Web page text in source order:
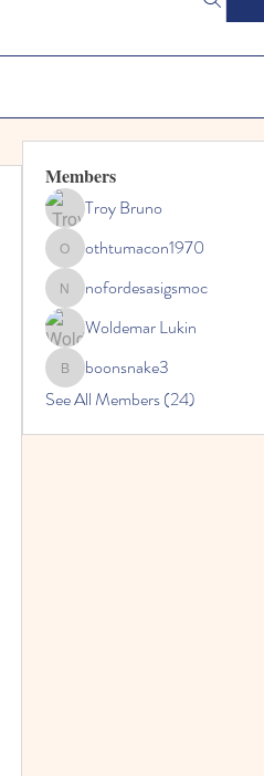
Members
Troy Bruno
othtumacon1970
othtumacon1970
nofordesasigsmoc
nofordesasigsmoc
Woldemar Lukin
boonsnake3
boonsnake3
See All Members (24)